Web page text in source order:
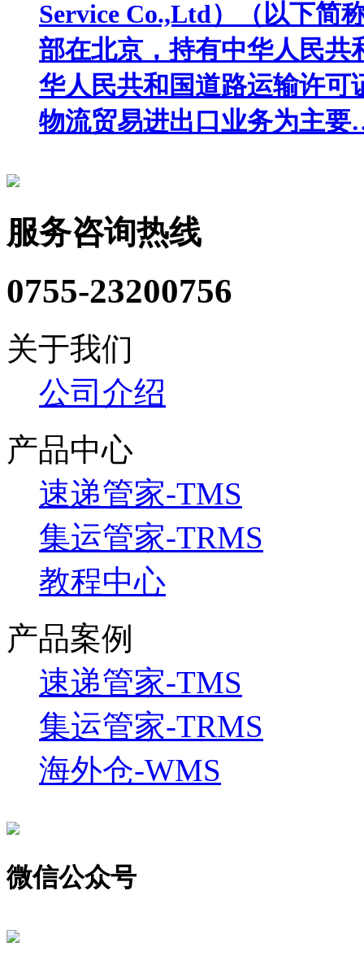
Service Co.,Ltd）（以下简
部在北京，持有中华人民共
华人民共和国道路运输许可
物流贸易进出口业务为主
服务咨询热线
0755-23200756
关于我们
公司介绍
产品中心
速递管家-TMS
集运管家-TRMS
教程中心
产品案例
速递管家-TMS
集运管家-TRMS
海外仓-WMS
微信公众号